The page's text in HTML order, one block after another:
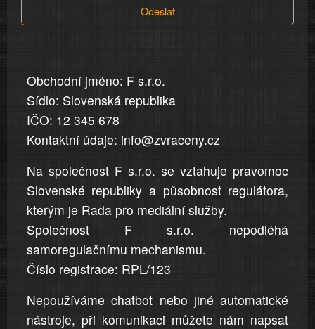
v
jsou
přesná
a
úplná
Odeslat
Obchodní jméno: F s.r.o.
Sídlo: Slovenská republika
IČO: 12 345 678
Kontaktní údaje: info@zvraceny.cz
Na společnost F s.r.o. se vztahuje pravomoc
Slovenské republiky a působnost regulátora,
kterým je Rada pro mediální služby.
Společnost F s.r.o. nepodléhá
samoregulačnímu mechanismu.
Číslo registrace: RPL/123
Nepoužíváme chatbot nebo jiné automatické
nástroje, při komunikaci můžete nám napsat